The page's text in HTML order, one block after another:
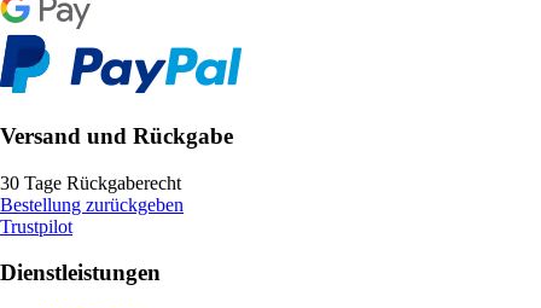
Versand und Rückgabe
30 Tage Rückgaberecht
Bestellung zurückgeben
Trustpilot
Dienstleistungen